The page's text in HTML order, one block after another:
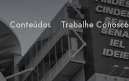
Conteúdos Trabalhe Conosco